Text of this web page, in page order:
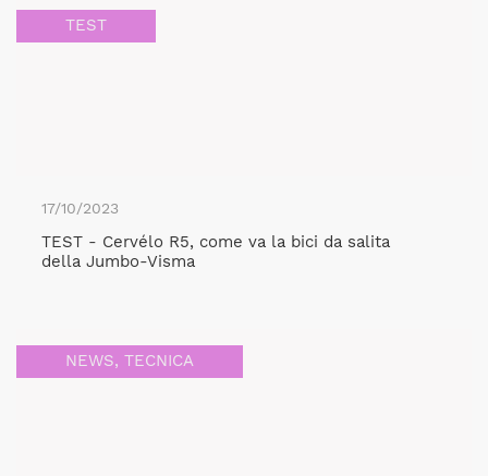
TEST
17/10/2023
TEST - Cervélo R5, come va la bici da salita
della Jumbo-Visma
NEWS, TECNICA